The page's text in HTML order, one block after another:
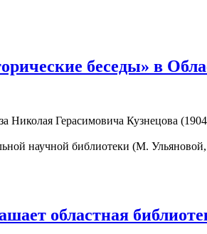
беседы» в
Герасимовича Кузнецова
научной библиотеки (М.
областная